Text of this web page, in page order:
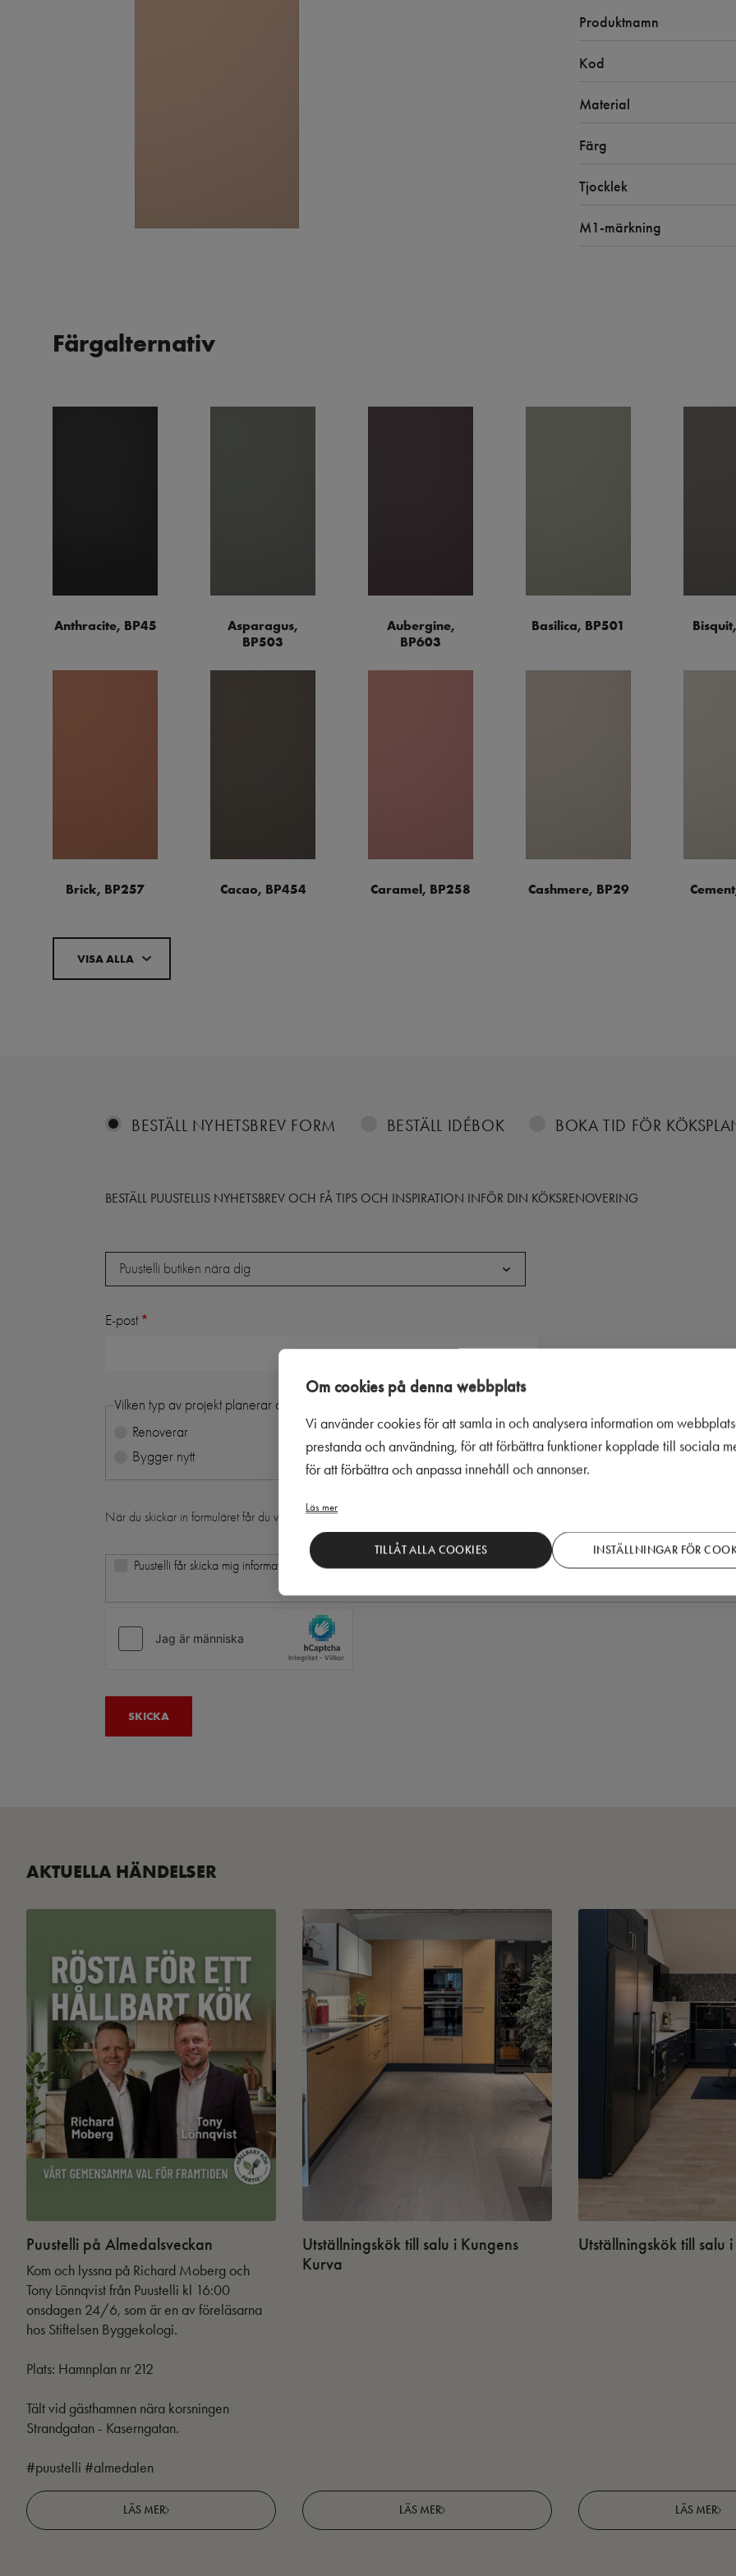
Produktnamn
Kod
Material
Färg
Tjocklek
M1-märkning
Färgalternativ
Anthracite, BP45
Asparagus,
BP503
Aubergine,
BP603
Basilica, BP501
Brick, BP257 Cacao, BP454 Caramel, BP258 Cashmere, BP29
VISA ALLA
BESTÄLL NYHETSBREV FORM BESTÄLL IDÉBOK BOKA TID FÖR
BESTÄLL PUUSTELLIS NYHETSBREV OCH FÅ TIPS OCH INSPIRATION INFÖR DIN KÖKSRENOVERING
ButikPuustelli butiken nära dig
E-post
Vilken typ av projekt planerar du:
Renoverar
Bygger nytt
När du skickar in formuläret får du vårt nyhetsbrev i din e-postadress. Läs om vår
Puustelli får skicka mig information och erbjudanden, jag godkänner Puustellis integritetspolicy.
AKTUELLA HÄNDELSER
Puustelli på Almedalsveckan
Kom och lyssna på Richard Moberg och
Tony Lönnqvist från Puustelli kl 16:00
onsdagen 24/6, som är en av föreläsarna
hos Stiftelsen Byggekologi.
Plats: Hamnplan nr 212
Tält vid gästhamnen nära korsningen
Strandgatan - Kaserngatan.
#puustelli #almedalen
LÄS MER
Utställningskök till salu i Kungens
Kurva
LÄS MER
Utställningskök till salu
LÄS MER
Om cookies på denna webbplats
Vi använder cookies för att samla in och analysera information om
prestanda och användning, för att förbättra funktioner kopplade till sociala
för att förbättra och anpassa innehåll och annonser.
Läs mer
TILLÅT ALLA COOKIES INSTÄLLNINGAR FÖR